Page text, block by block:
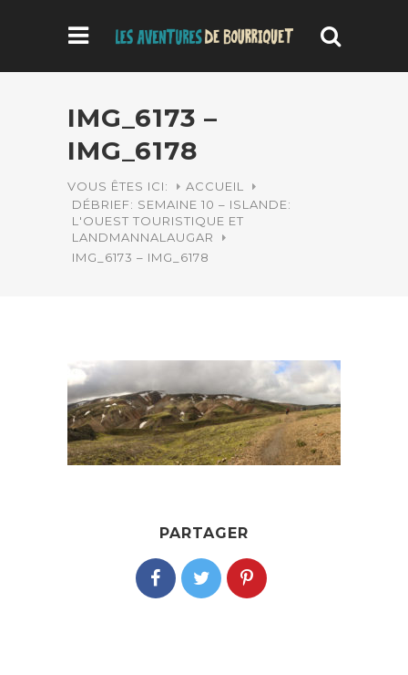
IMG_6173 –
IMG_6178
VOUS ÊTES ICI:
ACCUEIL
DÉBRIEF: SEMAINE 10 – ISLANDE:
L'OUEST TOURISTIQUE ET
LANDMANNALAUGAR
IMG_6173 – IMG_6178
PARTAGER